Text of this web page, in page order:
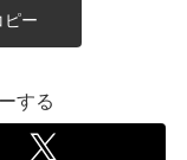
ピー
する